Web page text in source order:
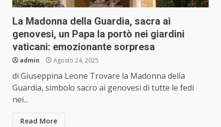
La Madonna della Guardia, sacra ai
genovesi, un Papa la portò nei giardini
vaticani: emozionante sorpresa
admin Agosto 24, 2025
di Giuseppina Leone Trovare la Madonna della
Guardia, simbolo sacro ai genovesi di tutte le fedi
nei...
Read More